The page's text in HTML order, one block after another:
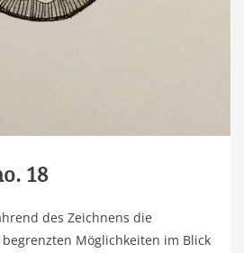
18
des Zeichnens die
Möglichkeiten im Blick